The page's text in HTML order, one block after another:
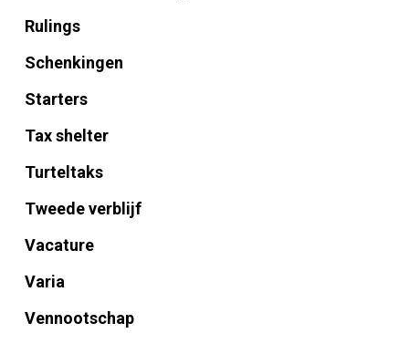
Rulings
Schenkingen
Starters
Tax shelter
Turteltaks
Tweede verblijf
Vacature
Varia
Vennootschap